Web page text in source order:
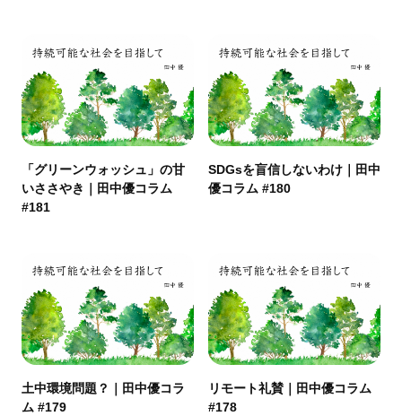
「グリーンウォッシュ」の甘
いささやき｜田中優コラム
#181
SDGsを盲信しないわけ｜田中
優コラム #180
土中環境問題？｜田中優コラ
ム #179
リモート礼賛｜田中優コラム
#178